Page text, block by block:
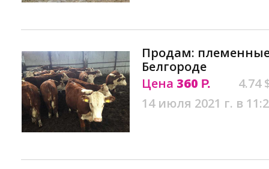
Продам:
Белгороде
Цена 360 Р.
4.74
14 июля 2021 г. в